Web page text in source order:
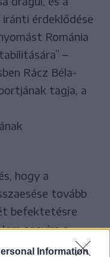
Information
érdeklődése
Románia
–
Rácz Béla-
tagja, a
hogy a
tovább
befektetésre
annyira a
és az